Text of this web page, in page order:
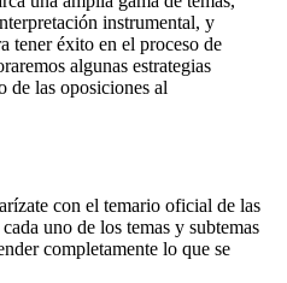
instrumental, y
tener éxito en el proceso de
algunas estrategias
de las oposiciones al
con el temario oficial de las
uno de los temas y subtemas
completamente lo que se